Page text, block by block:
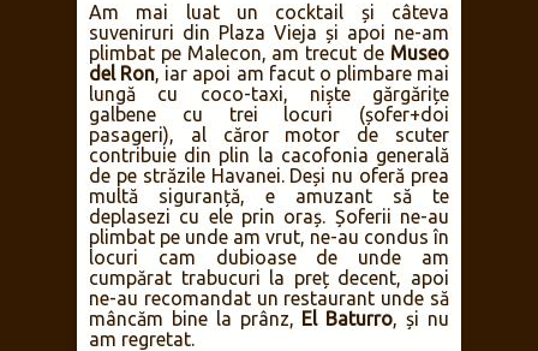
Am mai luat un cocktail și câteva
suveniruri din Plaza Vieja și apoi ne-am
plimbat pe Malecon, am trecut de Museo
del Ron, iar apoi am facut o plimbare mai
lungă cu coco-taxi, niște gărgărițe
galbene cu trei locuri (șofer+doi
pasageri), al căror motor de scuter
contribuie din plin la cacofonia generală
de pe străzile Havanei. Deși nu oferă prea
multă siguranță, e amuzant să te
deplasezi cu ele prin oraș. Șoferii ne-au
plimbat pe unde am vrut, ne-au condus în
locuri cam dubioase de unde am
cumpărat trabucuri la preț decent, apoi
ne-au recomandat un restaurant unde să
mâncăm bine la prânz, El Baturro, și nu
am regretat.